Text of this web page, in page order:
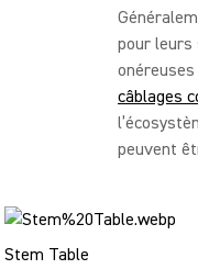
pour leurs
câblages
peuvent
Stem Table